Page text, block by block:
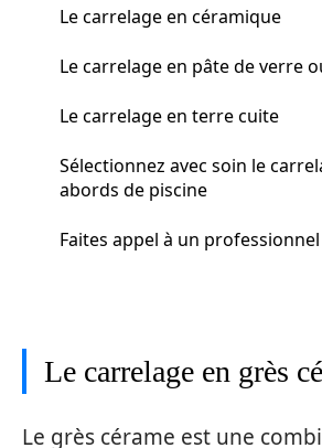
Le carrelage en céramique
Le carrelage en pâte de verre
Le carrelage en terre cuite
Sélectionnez avec soin le
abords de piscine
Faites appel à un professionnel
Le carrelage en grès
Le grès cérame est une